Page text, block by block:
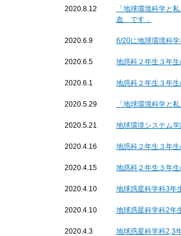
2020.8.12
「地球環境科学と
血 です．
2020.6.9 6/20に地球環境科
2020.6.5 地惑科２年生３年
2020.6.1 地惑科２年生３年
2020.5.29 「地球環境科学
2020.5.21 地球環境システム
2020.4.16 地惑科２年生３年
2020.4.15 地惑科２年生３年
2020.4.10 地球惑星科学科3年
2020.4.10 地球惑星科学科2年
2020.4.3 地球惑星科学科2,3